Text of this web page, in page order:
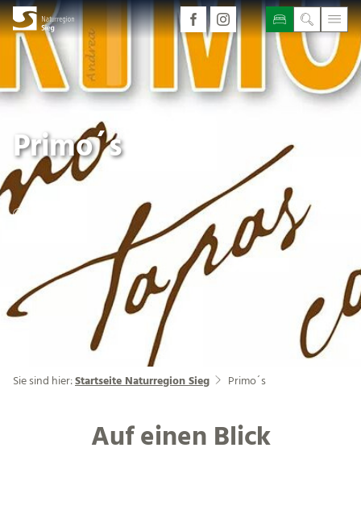
Primo´s
Sie sind hier:Startseite Naturregion Sieg Primo´s
Auf einen Blick